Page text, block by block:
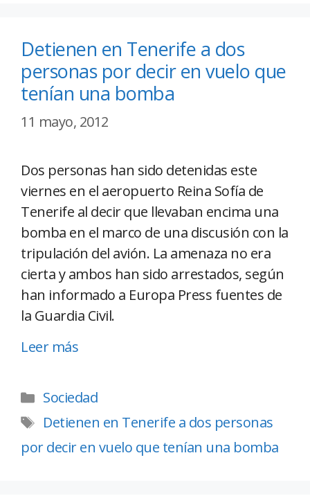
Detienen en Tenerife a dos
personas por decir en vuelo que
tenían una bomba
11 mayo, 2012
Dos personas han sido detenidas este
viernes en el aeropuerto Reina Sofía de
Tenerife al decir que llevaban encima una
bomba en el marco de una discusión con la
tripulación del avión. La amenaza no era
cierta y ambos han sido arrestados, según
han informado a Europa Press fuentes de
la Guardia Civil.
Leer más
Sociedad
Detienen en Tenerife a dos personas
por decir en vuelo que tenían una bomba